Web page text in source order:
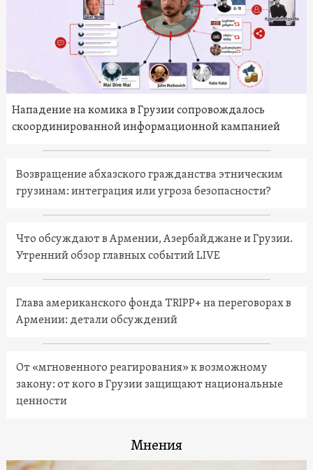
Нападение на комика в Грузии сопровождалось
скоординированной информационной кампанией
Возвращение абхазского гражданства этническим
грузинам: интеграция или угроза безопасности?
Что обсуждают в Армении, Азербайджане и Грузии.
Утренний обзор главных событий LIVE
Глава американского фонда TRIPP+ на переговорах в
Армении: детали обсуждений
От «мгновенного реагирования» к возможному
закону: от кого в Грузии защищают национальные
ценности
Мнения